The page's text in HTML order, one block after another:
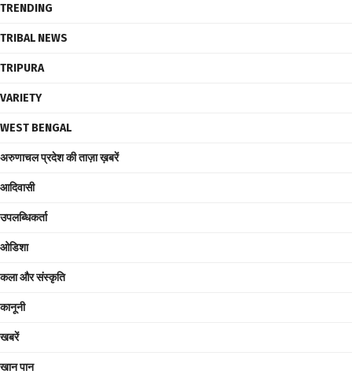
TRENDING
TRIBAL NEWS
TRIPURA
VARIETY
WEST BENGAL
अरुणाचल प्रदेश की ताज़ा ख़बरें
आदिवासी
उपलब्धिकर्ता
ओडिशा
कला और संस्कृति
कानूनी
खबरें
खान पान